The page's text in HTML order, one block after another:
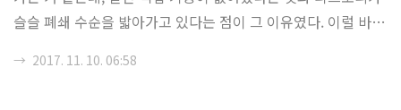
매 분,..
슬슬 폐쇄 수순을 밟아가고 있다는 점이 그 이유였다. 이럴 바에
서비스로 이동하던지를 고려를 하다가 결국 시간이 났을 때 대
→ 2017. 11. 10. 06:58